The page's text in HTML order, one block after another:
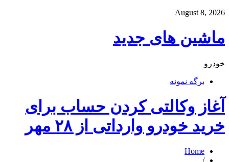
August 8, 2026
ماشین های جدید
خودرو
برگه نمونه
آغاز وکالتی کردن حساب برای
خرید خودرو وارداتی از ۲۸ مهر
Home
/